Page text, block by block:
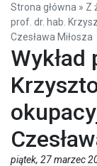
Strona główna » Z
prof. dr. hab.
Czesława Miłosza
Wykład
piątek, 27 marzec